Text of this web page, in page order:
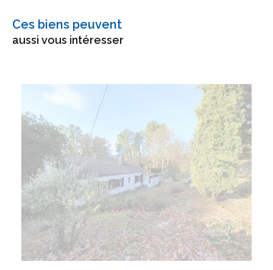
Ces biens peuvent
aussi vous intéresser